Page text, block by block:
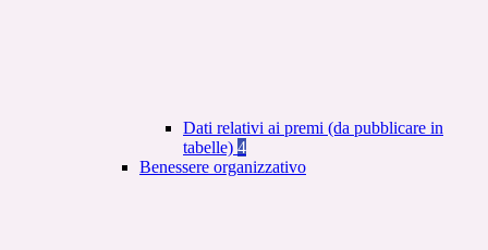
Dati relativi ai premi (da pubblicare in
tabelle) 4
Benessere organizzativo